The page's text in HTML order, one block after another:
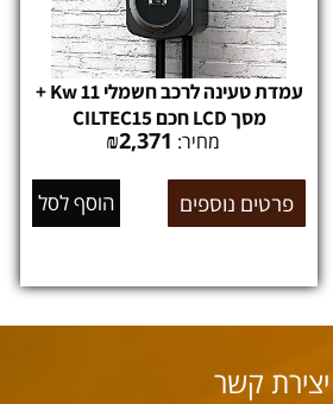
עמדת טעינה לרכב חשמלי 11 Kw +
מסך LCD חכם CILTEC15
מחיר:
₪2,371
פרטים נוספים הוסף לסל
יצירת קשר